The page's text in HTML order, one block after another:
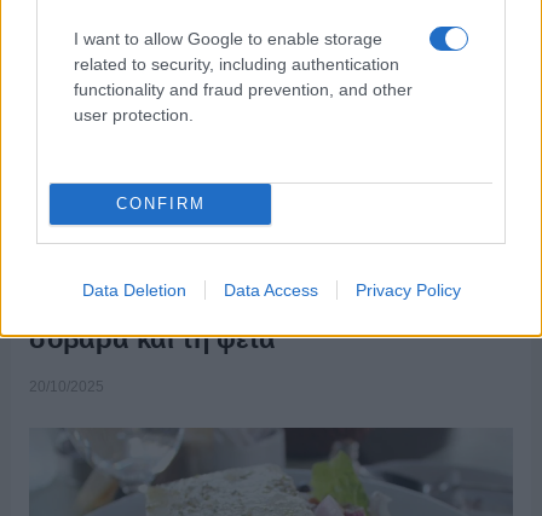
I want to allow Google to enable storage
related to security, including authentication
functionality and fraud prevention, and other
user protection.
CONFIRM
Data Deletion Data Access Privacy Policy
ΑΝΗΚΕΙ ΣΤΗΝ ΚΑΤΗΓΟΡΙΑ: ΚΟΙΝΩΝΙΑ , ΟΙΚΟΝΟΜΙΑ
ΕΠΙΣΗΜΑΣΜΕΝΟ ΜΕ:
Η ευλογιά των προβάτων απειλεί
σοβαρά και τη φέτα
20/10/2025